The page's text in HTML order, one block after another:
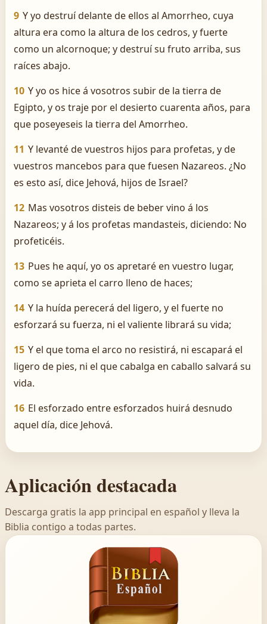
9 Y yo destruí delante de ellos al Amorrheo, cuya
altura era como la altura de los cedros, y fuerte
como un alcornoque; y destruí su fruto arriba, sus
raíces abajo.
10 Y yo os hice á vosotros subir de la tierra de
Egipto, y os traje por el desierto cuarenta años, para
que poseyeseis la tierra del Amorrheo.
11 Y levanté de vuestros hijos para profetas, y de
vuestros mancebos para que fuesen Nazareos. ¿No
es esto así, dice Jehová, hijos de Israel?
12 Mas vosotros disteis de beber vino á los
Nazareos; y á los profetas mandasteis, diciendo: No
profeticéis.
13 Pues he aquí, yo os apretaré en vuestro lugar,
como se aprieta el carro lleno de haces;
14 Y la huída perecerá del ligero, y el fuerte no
esforzará su fuerza, ni el valiente librará su vida;
15 Y el que toma el arco no resistirá, ni escapará el
ligero de pies, ni el que cabalga en caballo salvará su
vida.
16 El esforzado entre esforzados huirá desnudo
aquel día, dice Jehová.
Aplicación destacada
Descarga gratis la app principal en español y lleva la
Biblia contigo a todas partes.